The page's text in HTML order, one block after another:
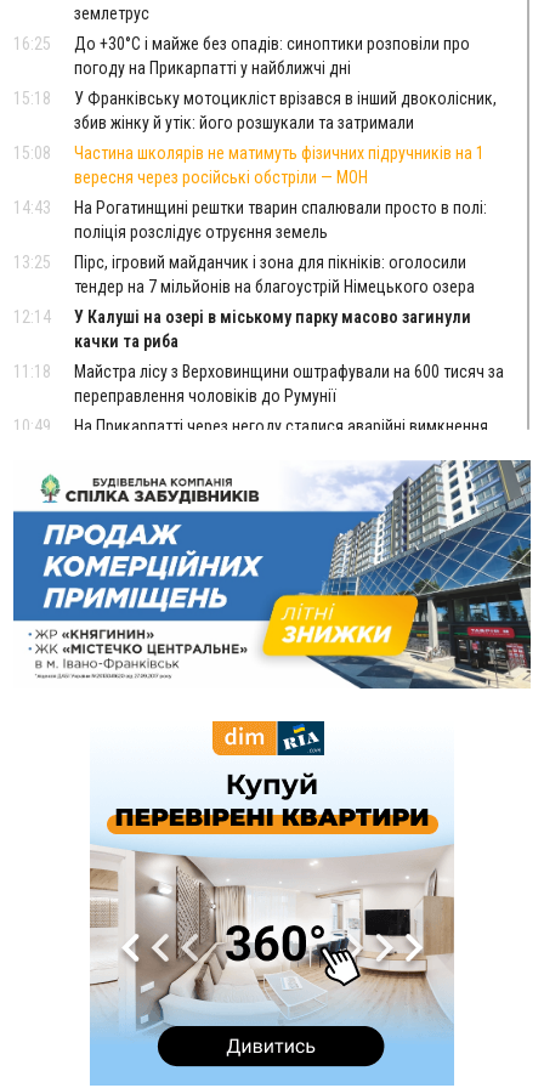
землетрус
16:25
До +30°C і майже без опадів: синоптики розповіли про
погоду на Прикарпатті у найближчі дні
15:18
У Франківську мотоцикліст врізався в інший двоколісник,
збив жінку й утік: його розшукали та затримали
15:08
Частина школярів не матимуть фізичних підручників на 1
вересня через російські обстріли — МОН
14:43
На Рогатинщині рештки тварин спалювали просто в полі:
поліція розслідує отруєння земель
13:25
Пірс, ігровий майданчик і зона для пікніків: оголосили
тендер на 7 мільйонів на благоустрій Німецького озера
12:14
У Калуші на озері в міському парку масово загинули
качки та риба
11:18
Майстра лісу з Верховинщини оштрафували на 600 тисяч за
переправлення чоловіків до Румунії
10:49
На Прикарпатті через негоду сталися аварійні вимкнення
10:43
За змову на тендері для Долинської лікарні двох
підприємців оштрафували на 272 тисячі гривень
10:09
Яремчанський суд виніс вирок чоловіку, який у Буковелі
вкрав із супермаркету пляшку віскі за 8,5 тисяч
09:53
В урочищі біля Галича археологи відкопали давньоруську
вагову гирку XII–XIII століть
09:39
У Франківську медики провели серію складних операцій
на аорті
У Богородчанах на "зебрі" водій Audi наїхав на
хлопчика з велосипедом
Загальна площа всіх книгарень України - трохи більше ніж 6
футбольних полів
На "зебрі" у Франківську два мотоциклісти збили жінку
Прикарпаття серед лідерів за будівництвом новобудов і
рекордсмен за зростанням цін на житло
Де безпечно купатися на Прикарпатті?
У Франківську дружина загиблого воїна створила
організацію «КОД 7'Я», аби підтримувати військових та їхні
У Коломиї на одній з вулиць встановлять комплекс
автоматичної фіксації швидкості